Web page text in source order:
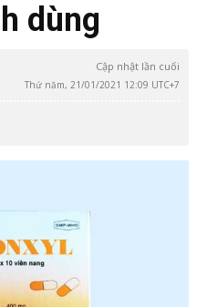
dùng
Cập nhật lần cuối
Thứ năm, 21/01/2021 12:09 UTC+7